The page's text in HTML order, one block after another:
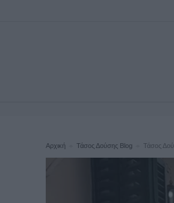
Αρχική Τάσος Δούσης Blog Τάσος